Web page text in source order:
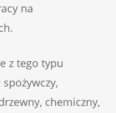
na
z tego typu
chemiczny,